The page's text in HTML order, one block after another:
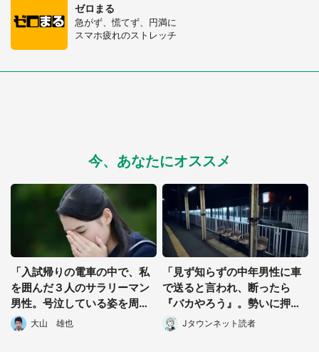
ゼロまる
急がず、慌てず、円満に
スマホ疲れのストレッチ
今、あなたにオススメ
「入試帰りの電車の中で、私
を囲んだ３人のサラリーマン
男性。号泣している姿を周り
から隠すように立ち...」（東
京都・２０代女性）
大山 雄也
「見ず知らずの中年男性に車
で送ると言われ、断ったら
『バカやろう』。勢いに押さ
れた私は...」（神奈川・30代
男性）
Jタウンネット読者